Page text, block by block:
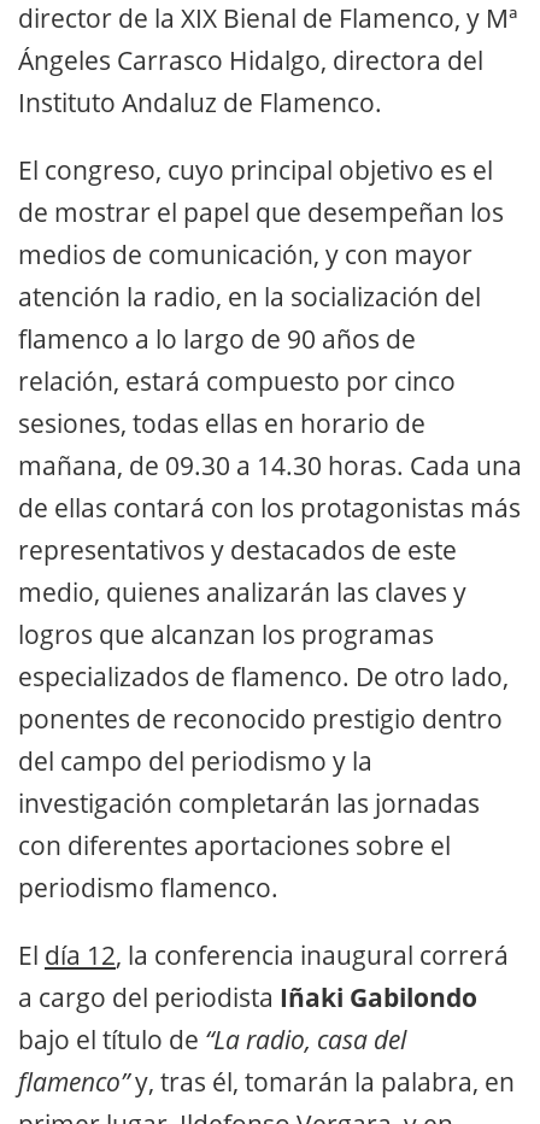
director de la XIX Bienal de Flamenco, y Mª
Ángeles Carrasco Hidalgo, directora del
Instituto Andaluz de Flamenco.
El congreso, cuyo principal objetivo es el
de mostrar el papel que desempeñan los
medios de comunicación, y con mayor
atención la radio, en la socialización del
flamenco a lo largo de 90 años de
relación, estará compuesto por cinco
sesiones, todas ellas en horario de
mañana, de 09.30 a 14.30 horas. Cada una
de ellas contará con los protagonistas más
representativos y destacados de este
medio, quienes analizarán las claves y
logros que alcanzan los programas
especializados de flamenco. De otro lado,
ponentes de reconocido prestigio dentro
del campo del periodismo y la
investigación completarán las jornadas
con diferentes aportaciones sobre el
periodismo flamenco.
El día 12, la conferencia inaugural correrá
a cargo del periodista Iñaki Gabilondo
bajo el título de “La radio, casa del
flamenco”y, tras él, tomarán la palabra, en